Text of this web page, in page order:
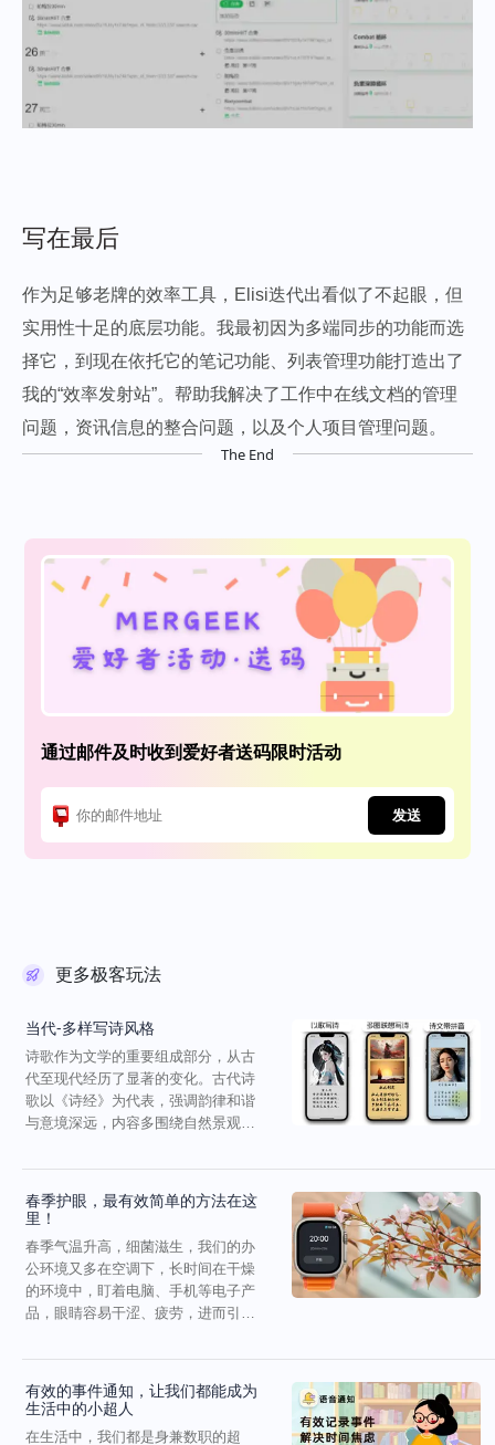
写在最后
作为足够老牌的效率工具，Elisi迭代出看似了不起眼，但
实用性十足的底层功能。我最初因为多端同步的功能而选
择它，到现在依托它的笔记功能、列表管理功能打造出了
我的“效率发射站”。帮助我解决了工作中在线文档的管理
问题，资讯信息的整合问题，以及个人项目管理问题。
The End
通过邮件及时收到爱好者送码限时活动
发送
更多极客玩法
当代-多样写诗风格
诗歌作为文学的重要组成部分，从古
代至现代经历了显著的变化。古代诗
歌以《诗经》为代表，强调韵律和谐
与意境深远，内容多围绕自然景观与
春季护眼，最有效简单的方法在这
里！
春季气温升高，细菌滋生，我们的办
公环境又多在空调下，长时间在干燥
的环境中，盯着电脑、手机等电子产
品，眼睛容易干涩、疲劳，进而引发
有效的事件通知，让我们都能成为
生活中的小超人
在生活中，我们都是身兼数职的超